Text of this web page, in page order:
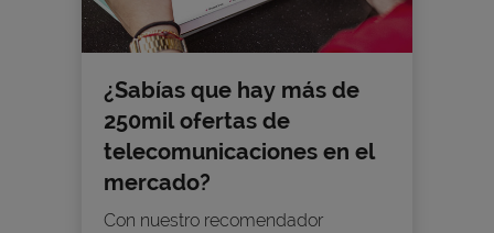
¿Sabías que hay más de
250mil ofertas de
telecomunicaciones en el
mercado?
Con nuestro recomendador